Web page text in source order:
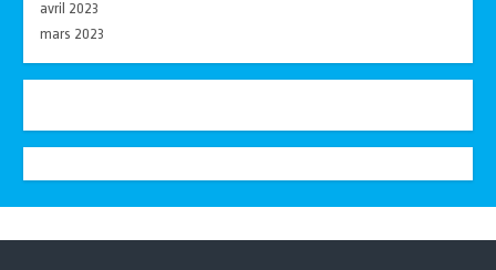
avril 2023
mars 2023